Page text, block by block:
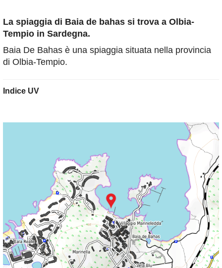
La spiaggia di Baia de bahas si trova a Olbia-
Tempio in Sardegna.
Baia De Bahas è una spiaggia situata nella provincia
di Olbia-Tempio.
Indice UV